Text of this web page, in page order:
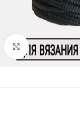
Нажмите, чтобы